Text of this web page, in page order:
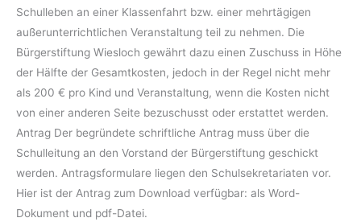
Schulleben an einer Klassenfahrt bzw. einer mehrtägigen
außerunterrichtlichen Veranstaltung teil zu nehmen. Die
Bürgerstiftung Wiesloch gewährt dazu einen Zuschuss in Höhe
der Hälfte der Gesamtkosten, jedoch in der Regel nicht mehr
als 200 € pro Kind und Veranstaltung, wenn die Kosten nicht
von einer anderen Seite bezuschusst oder erstattet werden.
Antrag Der begründete schriftliche Antrag muss über die
Schulleitung an den Vorstand der Bürgerstiftung geschickt
werden. Antragsformulare liegen den Schulsekretariaten vor.
Hier ist der Antrag zum Download verfügbar: als Word-
Dokument und pdf-Datei.